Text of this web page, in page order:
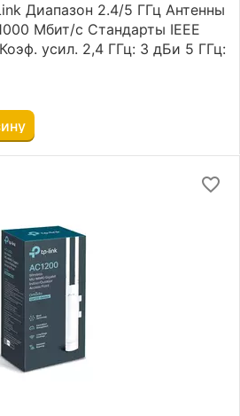
Диапазон 2.4/5 ГГц Антенны
Мбит/с Стандарты IEEE
усил. 2,4 ГГц: 3 дБи 5 ГГц: